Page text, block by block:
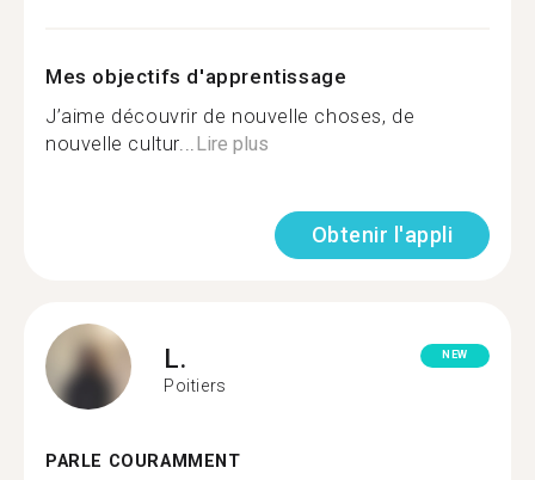
Mes objectifs d'apprentissage
J’aime découvrir de nouvelle choses, de
nouvelle cultur...Lire plus
Obtenir l'appli
L.
Poitiers
NEW
PARLE COURAMMENT